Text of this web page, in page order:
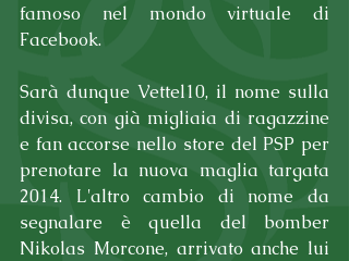
famoso nel mondo virtuale di
Facebook.
Sarà dunque Vettel10, il nome sulla
divisa, con già migliaia di ragazzine
e fan accorse nello store del PSP per
prenotare la nuova maglia targata
2014. L'altro cambio di nome da
segnalare è quella del bomber
Nikolas Morcone, arrivato anche lui